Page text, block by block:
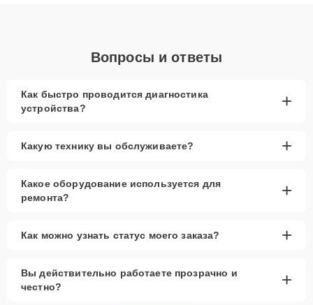
Вопросы и ответы
Как быстро проводится диагностика
устройства?
+
Какую технику вы обслуживаете? +
Какое оборудование используется для
ремонта?
+
Как можно узнать статус моего заказа? +
Вы действительно работаете прозрачно и
честно?
+